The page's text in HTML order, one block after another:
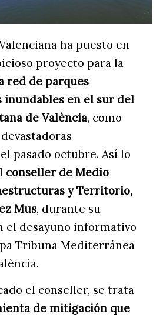
ha puesto en
proyecto para la
red de parques
en el sur del
de València, como
pasado octubre. Así lo
conseller de Medio
y Territorio,
Mus, durante su
el desayuno informativo
Tribuna Mediterránea
el conseller, se trata
de mitigación que